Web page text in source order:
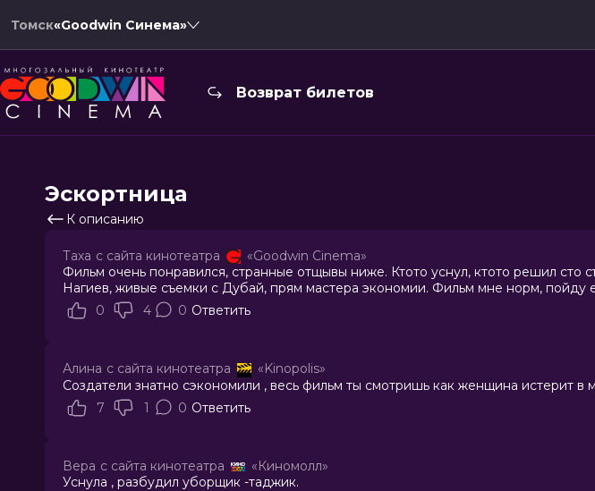
Томск«Goodwin Синема»
Возврат билетов
Эскортница
К описанию
Таха с сайта кинотеатра «Goodwin Cinema»
Фильм очень понравился, странные отщывы ниже. Ктото уснул, ктото решил сто
Нагиев, живые съемки с Дубай, прям мастера экономии. Фильм мне норм, пойду
0
4 0 Ответить
Алина с сайта кинотеатра «Kinopolis»
Создатели знатно сэкономили , весь фильм ты смотришь как женщина истерит в
7
1 0 Ответить
Вера с сайта кинотеатра «Киномолл»
Уснула , разбудил уборщик -таджик.